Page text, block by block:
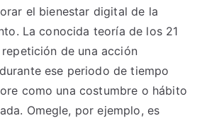
el bienestar digital de la
La conocida teoría de los 21
de una acción
ese periodo de tiempo
como una costumbre o hábito
Omegle, por ejemplo, es